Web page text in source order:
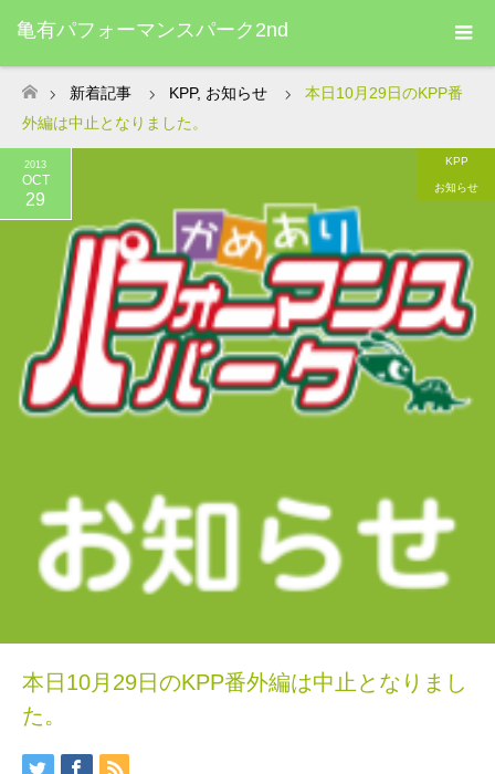
亀有パフォーマンスパーク2nd
ホーム
新着記事 KPP, お知らせ
本日10月29日のKPP番
外編は中止となりました。
2013
OCT
29
KPP
お知らせ
本日10月29日のKPP番外編は中止となりまし
た。